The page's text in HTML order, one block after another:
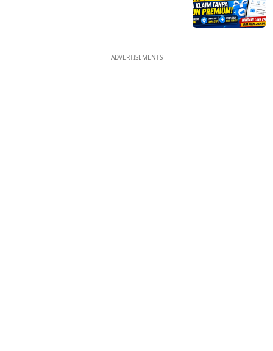
ADVERTISEMENTS